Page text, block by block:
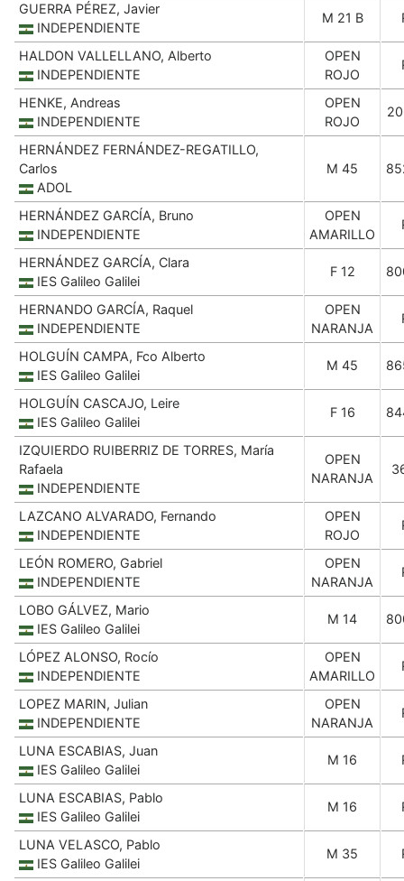
GUERRA PÉREZ, Javier
INDEPENDIENTE
M 21 B
HALDON VALLELLANO, Alberto
INDEPENDIENTE
OPEN
ROJO
HENKE, Andreas
INDEPENDIENTE
OPEN
ROJO
HERNÁNDEZ FERNÁNDEZ-REGATILLO,
Carlos
ADOL
M 45
HERNÁNDEZ GARCÍA, Bruno
INDEPENDIENTE
OPEN
AMARILLO
HERNÁNDEZ GARCÍA, Clara
IES Galileo Galilei
F 12
HERNANDO GARCÍA, Raquel
INDEPENDIENTE
OPEN
NARANJA
HOLGUÍN CAMPA, Fco Alberto
IES Galileo Galilei
M 45
HOLGUÍN CASCAJO, Leire
IES Galileo Galilei
F 16
IZQUIERDO RUIBERRIZ DE TORRES, María
Rafaela
INDEPENDIENTE
OPEN
NARANJA
LAZCANO ALVARADO, Fernando
INDEPENDIENTE
OPEN
ROJO
LEÓN ROMERO, Gabriel
INDEPENDIENTE
OPEN
NARANJA
LOBO GÁLVEZ, Mario
IES Galileo Galilei
M 14
LÓPEZ ALONSO, Rocío
INDEPENDIENTE
OPEN
AMARILLO
LOPEZ MARIN, Julian
INDEPENDIENTE
OPEN
NARANJA
LUNA ESCABIAS, Juan
IES Galileo Galilei
M 16
LUNA ESCABIAS, Pablo
IES Galileo Galilei
M 16
LUNA VELASCO, Pablo
IES Galileo Galilei
M 35